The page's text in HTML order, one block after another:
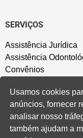
SERVIÇOS
Assistência Jurídica
Assistência
Convênios
Salão de Festa
Política de
CONVENÇÃO
Usamos cookies
anúncios, fornecer
analisar nosso
também ajudam a